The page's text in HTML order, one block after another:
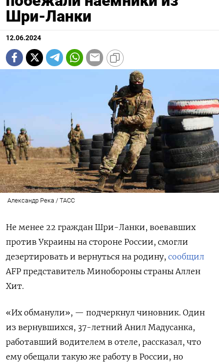
Шри-Ланки
12.06.2024
Александр Река / ТАСС
Не менее 22 граждан Шри-Ланки, воевавших
против Украины на стороне России, смогли
дезертировать и вернуться на родину, сообщил
AFP представитель Минобороны страны Аллен
Хит.
«Их обманули», — подчеркнул чиновник. Один
из вернувшихся, 37-летний Анил Мадусанка,
работавший водителем в отеле, рассказал, что
ему обещали такую же работу в России, но